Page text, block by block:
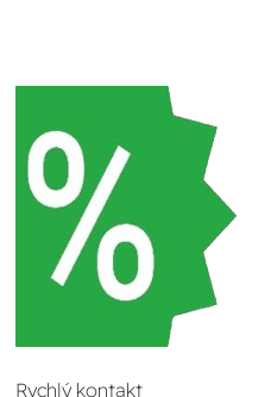
Rychlý kontakt